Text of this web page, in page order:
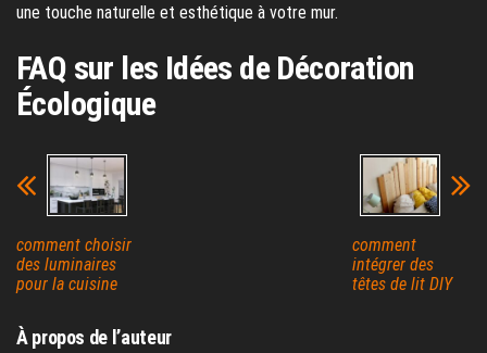
une touche naturelle et esthétique à votre mur.
FAQ sur les Idées de Décoration
Écologique
comment choisir
des luminaires
pour la cuisine
comment
intégrer des
têtes de lit DIY
À propos de l’auteur